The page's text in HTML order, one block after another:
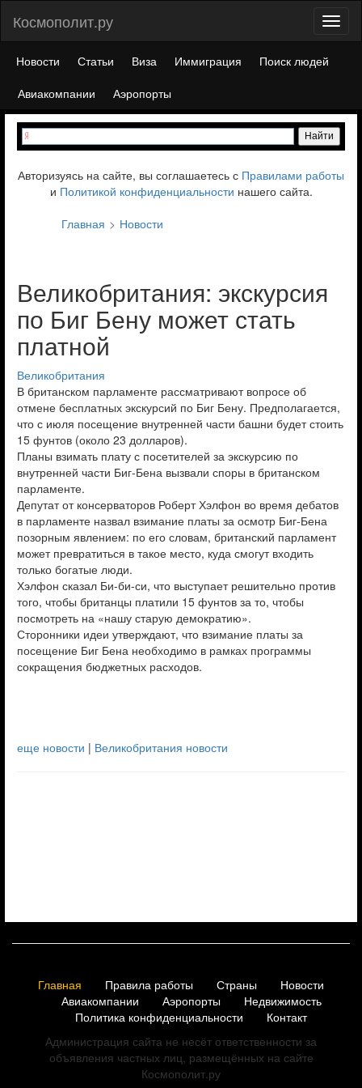
Космополит.ру
Новости Статьи Виза Иммиграция
Поиск людей
Авиакомпании
Аэропорты
Авторизуясь на сайте, вы соглашаетесь с Правилами работы
и Политикой конфиденциальности нашего сайта.
Главная
Новости
Великобритания: экскурсия
по Биг Бену может стать
платной
Великобритания
В британском парламенте рассматривают вопросе об
отмене бесплатных экскурсий по Биг Бену. Предполагается,
что с июля посещение внутренней части башни будет стоить
15 фунтов (около 23 долларов).
Планы взимать плату с посетителей за экскурсию по
внутренней части Биг-Бена вызвали споры в британском
парламенте.
Депутат от консерваторов Роберт Хэлфон во время дебатов
в парламенте назвал взимание платы за осмотр Биг-Бена
позорным явлением: по его словам, британский парламент
может превратиться в такое место, куда смогут входить
только богатые люди.
Хэлфон сказал Би-би-си, что выступает решительно против
того, чтобы британцы платили 15 фунтов за то, чтобы
посмотреть на «нашу старую демократию».
Сторонники идеи утверждают, что взимание платы за
посещение Биг Бена необходимо в рамках программы
сокращения бюджетных расходов.
еще новости | Великобритания новости
Главная Правила работы Страны
Новости
Авиакомпании
Аэропорты
Недвижимость
Политика конфиденциальности
Контакт
Администрация сайта не несёт ответственности за
объявления частных лиц, размещённых на сайте
Космополит.ру